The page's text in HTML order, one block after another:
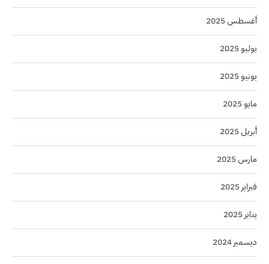
أغسطس 2025
يوليو 2025
يونيو 2025
مايو 2025
أبريل 2025
مارس 2025
فبراير 2025
يناير 2025
ديسمبر 2024